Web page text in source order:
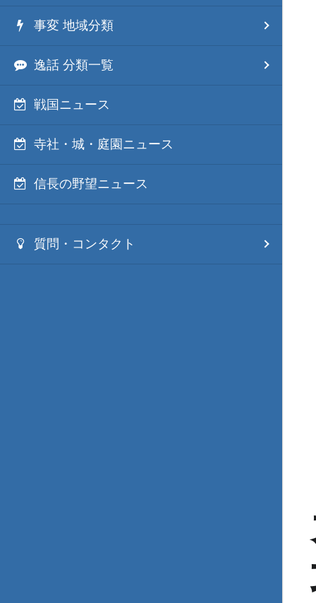
事変 地域分類
逸話 分類一覧
戦国ニュース
寺社・城・庭園ニュース
信長の野望ニュース
質問・コンタクト